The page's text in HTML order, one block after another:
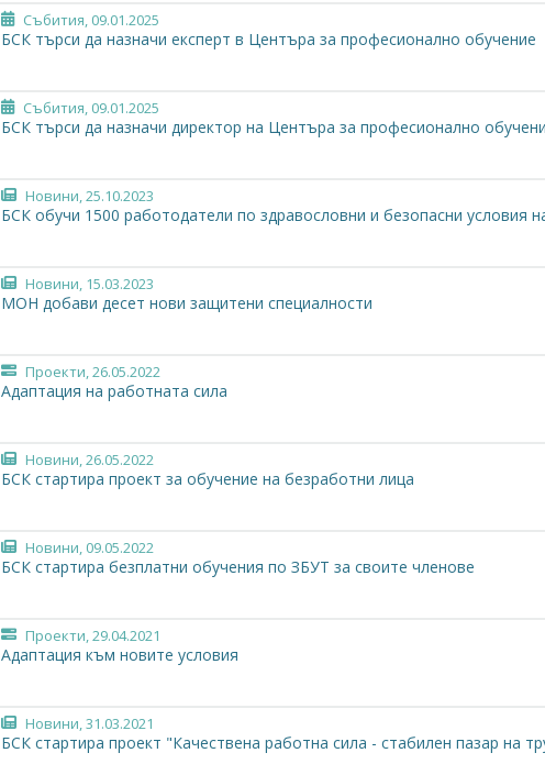
Събития, 09.01.2025
БСК търси да назначи експерт в Центъра за професионално обучение
Събития, 09.01.2025
БСК търси да назначи директор на Центъра за професионално
Новини, 25.10.2023
БСК обучи 1500 работодатели по здравословни и безопасни условия
Новини, 15.03.2023
МОН добави десет нови защитени специалности
Проекти, 26.05.2022
Адаптация на работната сила
Новини, 26.05.2022
БСК стартира проект за обучение на безработни лица
Новини, 09.05.2022
БСК стартира безплатни обучения по ЗБУТ за своите членове
Проекти, 29.04.2021
Адаптация към новите условия
Новини, 31.03.2021
БСК стартира проект "Качествена работна сила - стабилен пазар на